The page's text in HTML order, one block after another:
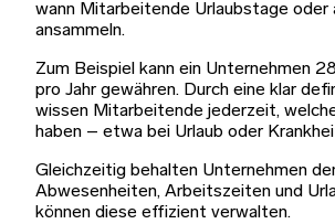
wann Mitarbeitende Urlaubstage oder
ansammeln.
Zum Beispiel kann ein Unternehmen
pro Jahr gewähren. Durch eine klar
wissen Mitarbeitende jederzeit,
haben – etwa bei Urlaub oder
Gleichzeitig behalten Unternehmen
Abwesenheiten, Arbeitszeiten und
können diese effizient verwalten.